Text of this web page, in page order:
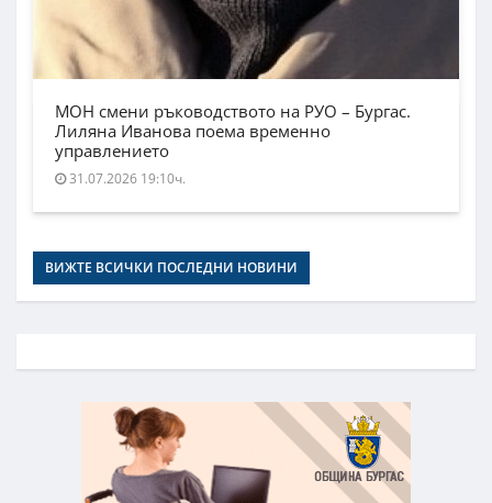
МОН смени ръководството на РУО – Бургас.
Лиляна Иванова поема временно
управлението
31.07.2026 19:10ч.
ВИЖТЕ ВСИЧКИ ПОСЛЕДНИ НОВИНИ